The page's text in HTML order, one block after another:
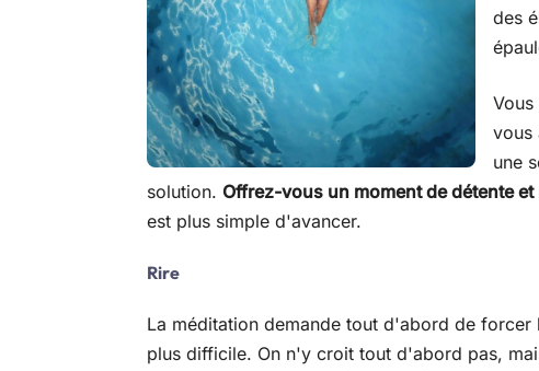
des
vous
une
solution. Offrez-vous un moment de détente
est plus simple d'avancer.
Rire
La méditation demande tout d'abord de
plus difficile. On n'y croit tout d'abord pas,